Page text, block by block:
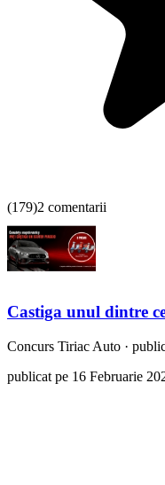
(179)2 comentarii
Castiga unul dintre
Concurs Tiriac Auto ·
publicat pe 16 Februarie